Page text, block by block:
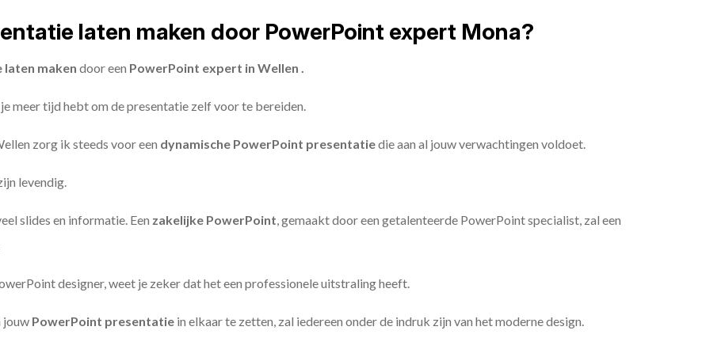
laten maken door PowerPoint expert Mona?
maken door een PowerPoint expert in Wellen .
meer tijd hebt om de presentatie zelf voor te bereiden.
zorg ik steeds voor een dynamische PowerPoint presentatiedie aan al jouw verwachtingen voldoet.
levendig.
slides en informatie. Een zakelijke PowerPoint, gemaakt door een getalenteerde PowerPoint specialist, zal een
designer, weet je zeker dat het een professionele uitstraling heeft.
jouw PowerPoint presentatie in elkaar te zetten, zal iedereen onder de indruk zijn van het moderne design.